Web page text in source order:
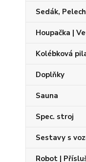
Sedák,
Houpačka |
Kolébková
Doplňky
Sauna
Spec. stroj
Sestavy s
Robot |